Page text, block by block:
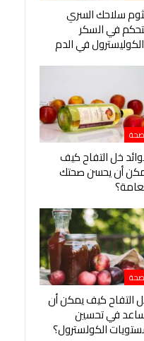
سلاحك السري
في السكر
في الدم
صحة
خل التفاح كيف
أن يحسن صحتك
صحة
التفاح كيف يمكن أن
في تحسين
الكولسترول؟